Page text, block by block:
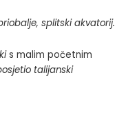
splitski akvatorij.
s malim početnim
talijanski